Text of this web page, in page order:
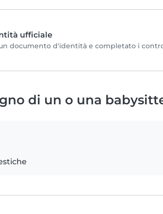
ufficiale
documento d'identità e completato i
di un o una